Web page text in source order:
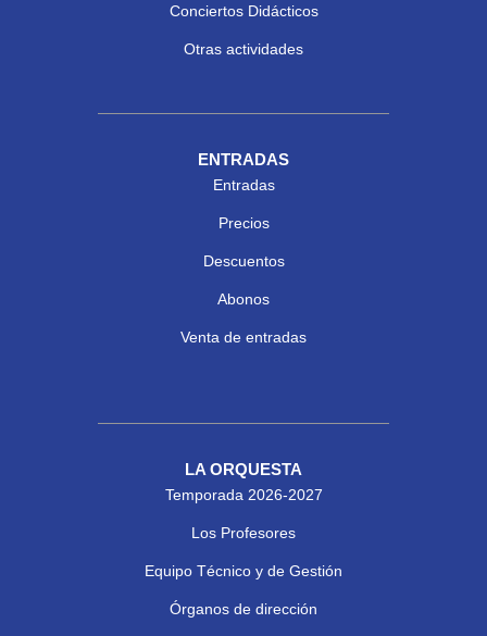
Conciertos Didácticos
Otras actividades
ENTRADAS
Entradas
Precios
Descuentos
Abonos
Venta de entradas
LA ORQUESTA
Temporada 2026-2027
Los Profesores
Equipo Técnico y de Gestión
Órganos de dirección